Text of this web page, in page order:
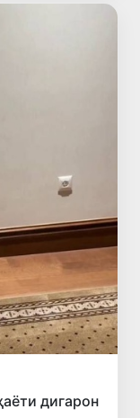
дигарон